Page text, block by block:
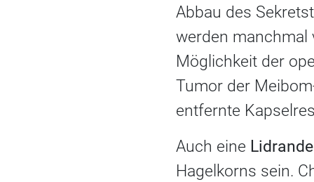
Abbau des
werden manchmal
Möglichkeit der
Tumor der
entfernte
Auch eine
Hagelkorns sein.